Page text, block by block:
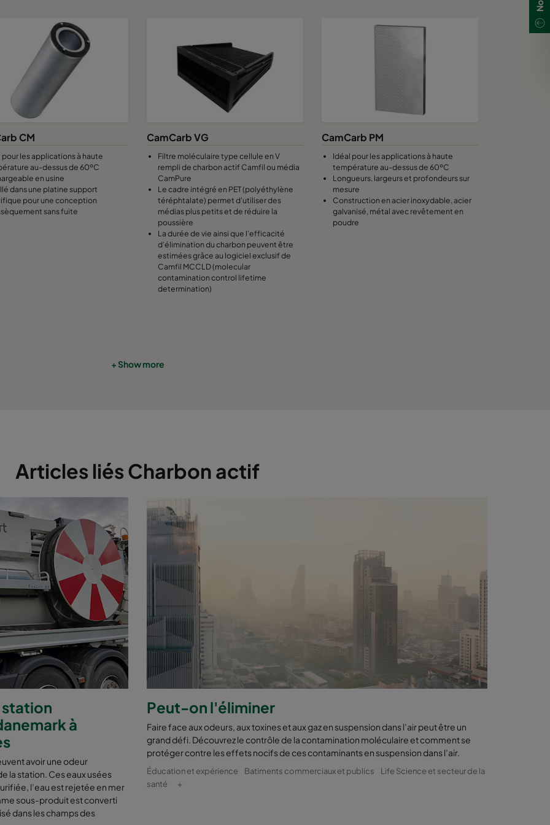
CM
pour les applications à haute
au-dessus de 60ºC
en usine
dans une platine support
pour une conception
sans fuite
CamCarb VG
Filtre moléculaire type cellule en V
rempli de charbon actif Camfil ou média
CamPure
Le cadre intégré en PET (polyéthylène
téréphtalate) permet d'utiliser des
médias plus petits et de réduire la
poussière
La durée de vie ainsi que l’efficacité
d’élimination du charbon peuvent être
estimées grâce au logiciel exclusif de
Camfil MCCLD (molecular
contamination control lifetime
determination)
CamCarb PM
Idéal pour les applications à haute
température au-dessus de 60ºC
Longueurs, largeurs et profondeurs sur
mesure
Construction en acier inoxydable, acier
galvanisé, métal avec revêtement en
poudre
+ Show more
Articles liés Charbon actif
station
à
avoir une odeur
la station. Ces eaux usées
l’eau est rejetée en mer
sous-produit est converti
dans les champs des
Peut-on l'éliminer
Faire face aux odeurs, aux toxines et aux gaz en suspension dans l’air peut être un
grand défi. Découvrez le contrôle de la contamination moléculaire et comment se
protéger contre les effets nocifs de ces contaminants en suspension dans l’air.
Éducation et expérience Batiments commerciaux et publics
Life Science et secteur de la
santé
+